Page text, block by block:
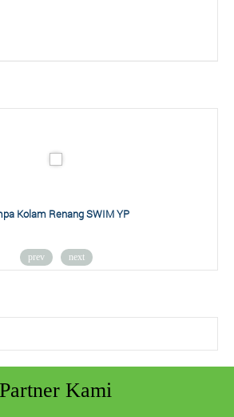
Renang SWIM YP
prev next
Partner Kami